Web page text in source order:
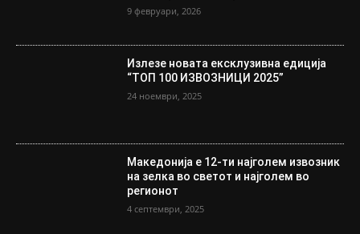
9 февруари, 2026
Излезе новата ексклузивна едиција
“ТОП 100 ИЗВОЗНИЦИ 2025”
24 ноември, 2025
Македонија е 12-ти најголем извозник
на зелка во светот и најголем во
регионот
4 септември, 2025